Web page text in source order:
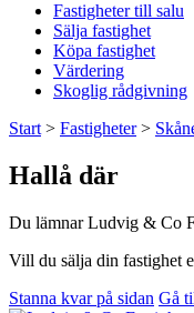
Fastigheter till salu
Sälja fastighet
Köpa fastighet
Värdering
Skoglig rådgivning
Start > Fastigheter>
Hallå där
Du lämnar Ludvig & Co
Vill du sälja din fastighet
Stanna kvar på sidan Gå